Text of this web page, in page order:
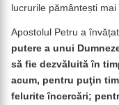
lucrurile pământești mai
Apostolul Petru a
putere a unui
să fie dezvăluită în
acum, pentru puţin
felurite încercări;